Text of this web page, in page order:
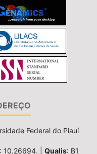
Federal do Piauí
: 10.26694. | Qualis: B1